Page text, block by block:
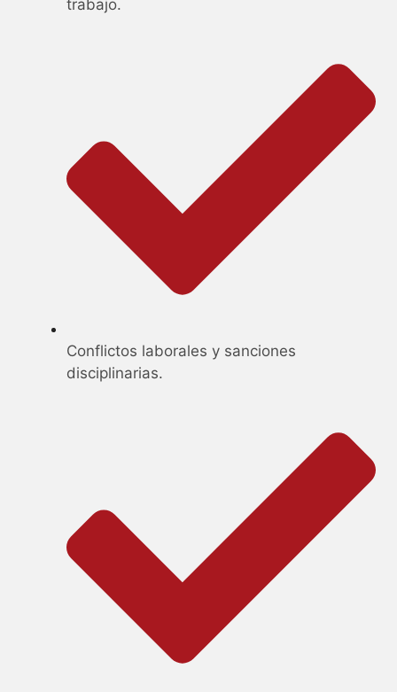
trabajo.
Conflictos laborales y sanciones
disciplinarias.